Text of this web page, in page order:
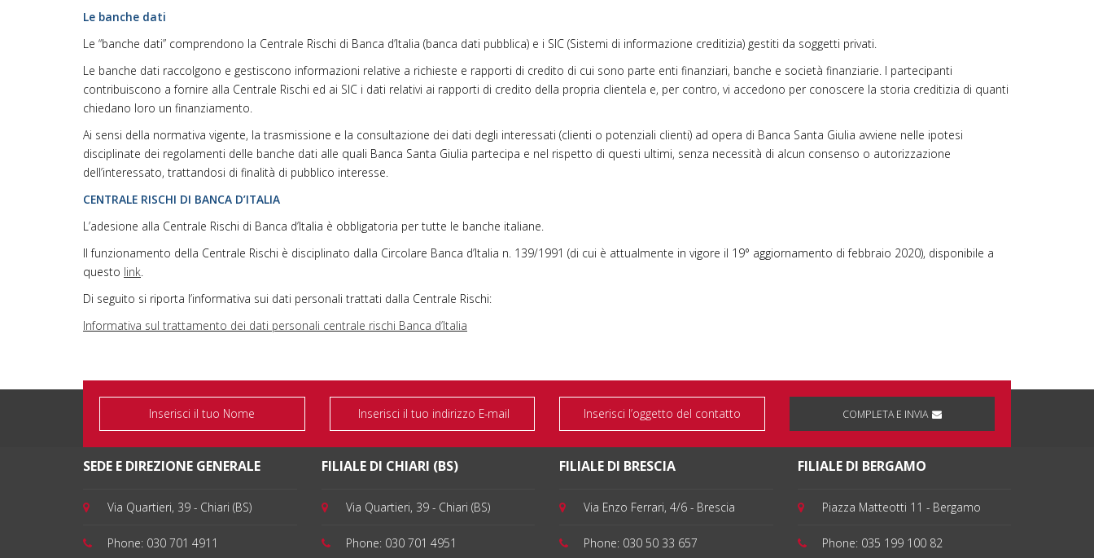
Le banche dati
Le “banche dati” comprendono la Centrale Rischi di Banca d’Italia (banca dati pubblica) e i SIC (Sistemi di informazione creditizia) gestiti da soggetti privati.
Le banche dati raccolgono e gestiscono informazioni relative a richieste e rapporti di credito di cui sono parte enti finanziari, banche e società finanziarie. I partecipanti
contribuiscono a fornire alla Centrale Rischi ed ai SIC i dati relativi ai rapporti di credito della propria clientela e, per contro, vi accedono per conoscere la storia creditizia di quanti
chiedano loro un finanziamento.
Ai sensi della normativa vigente, la trasmissione e la consultazione dei dati degli interessati (clienti o potenziali clienti) ad opera di Banca Santa Giulia avviene nelle ipotesi
disciplinate dei regolamenti delle banche dati alle quali Banca Santa Giulia partecipa e nel rispetto di questi ultimi, senza necessità di alcun consenso o autorizzazione
dell’interessato, trattandosi di finalità di pubblico interesse.
CENTRALE RISCHI DI BANCA D’ITALIA
L’adesione alla Centrale Rischi di Banca d’Italia è obbligatoria per tutte le banche italiane.
Il funzionamento della Centrale Rischi è disciplinato dalla Circolare Banca d’Italia n. 139/1991 (di cui è attualmente in vigore il 19° aggiornamento di febbraio 2020), disponibile a
questo link.
Di seguito si riporta l’informativa sui dati personali trattati dalla Centrale Rischi:
Informativa sul trattamento dei dati personali centrale rischi Banca d’Italia
COMPLETA E INVIA
SEDE E DIREZIONE GENERALE
Via Quartieri, 39 - Chiari (BS)
Phone: 030 701 4911
FILIALE DI CHIARI (BS)
Via Quartieri, 39 - Chiari (BS)
Phone: 030 701 4951
FILIALE DI BRESCIA
Via Enzo Ferrari, 4/6 - Brescia
Phone: 030 50 33 657
FILIALE DI BERGAMO
Piazza Matteotti 11 - Bergamo
Phone: 035 199 100 82